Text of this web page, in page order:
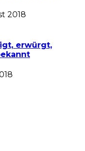
2018
erwürgt,